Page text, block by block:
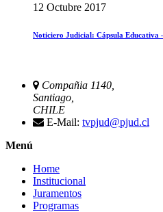
12 Octubre 2017
Noticiero Judicial: Cápsula Educativa
Compañia 1140,
Santiago,
CHILE
E-Mail: tvpjud@pjud.cl
Menú
Home
Institucional
Juramentos
Programas